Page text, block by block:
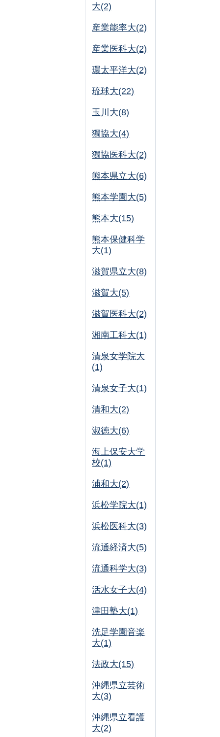
大(2)
産業能率大(2)
産業医科大(2)
環太平洋大(2)
琉球大(22)
玉川大(8)
獨協大(4)
獨協医科大(2)
熊本県立大(6)
熊本学園大(5)
熊本大(15)
熊本保健科学
大(1)
滋賀県立大(8)
滋賀大(5)
滋賀医科大(2)
湘南工科大(1)
清泉女学院大
(1)
清泉女子大(1)
清和大(2)
淑徳大(6)
海上保安大学
校(1)
浦和大(2)
浜松学院大(1)
浜松医科大(3)
流通経済大(5)
流通科学大(3)
活水女子大(4)
津田塾大(1)
洗足学園音楽
大(1)
法政大(15)
沖縄県立芸術
大(3)
沖縄県立看護
大(2)